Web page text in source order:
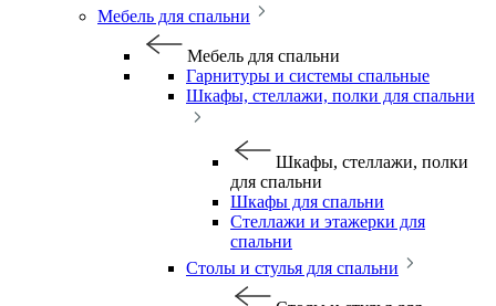
Мебель для спальни
Мебель для спальни
Гарнитуры и системы спальные
Шкафы, стеллажи, полки для спальни
Шкафы, стеллажи, полки
для спальни
Шкафы для спальни
Стеллажи и этажерки для
спальни
Столы и стулья для спальни